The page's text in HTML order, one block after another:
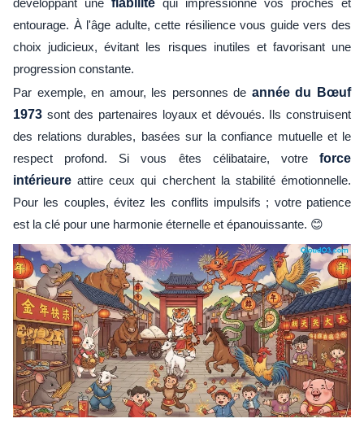
entourage. À l'âge adulte, cette résilience vous guide vers des
choix judicieux, évitant les risques inutiles et favorisant une
progression constante.
Par exemple, en amour, les personnes de année du Bœuf
1973 sont des partenaires loyaux et dévoués. Ils construisent
des relations durables, basées sur la confiance mutuelle et le
respect profond. Si vous êtes célibataire, votre force
intérieure attire ceux qui cherchent la stabilité émotionnelle.
Pour les couples, évitez les conflits impulsifs ; votre patience
est la clé pour une harmonie éternelle et épanouissante. 😊